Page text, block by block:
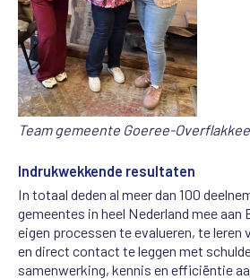
Team gemeente Goeree-Overflakkee
Indrukwekkende resultaten
In totaal deden al meer dan 100
gemeentes in heel Nederland mee aan
eigen processen te evalueren, te leren
en direct contact te leggen met
samenwerking, kennis en efficiëntie